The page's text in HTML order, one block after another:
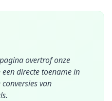
overtrof onze
directe toename in
van